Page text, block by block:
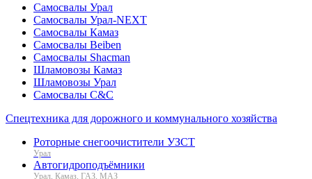
Самосвалы Урал
Самосвалы Урал-NEXT
Самосвалы Камаз
Самосвалы Beiben
Самосвалы Shacman
Шламовозы Камаз
Шламовозы Урал
Самосвалы C&C
Спецтехника для дорожного и коммунального хозяйства
Роторные снегоочистители УЗСТ
Урал
Автогидроподъёмники
Урал, Камаз, ГАЗ, МАЗ